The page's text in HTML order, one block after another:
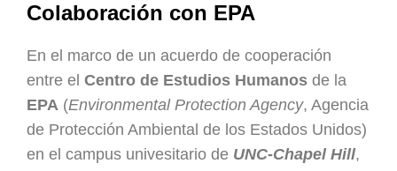
Colaboración con EPA
En el marco de un acuerdo de cooperación
entre el Centro de Estudios Humanos de la
EPA (Environmental Protection Agency, Agencia
de Protección Ambiental de los Estados Unidos)
en el campus univesitario de UNC-Chapel Hill,